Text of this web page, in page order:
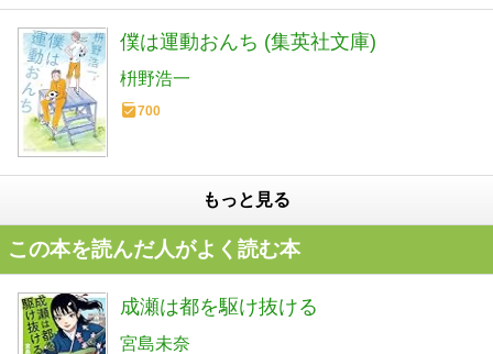
僕は運動おんち (集英社文庫)
枡野浩一
700
もっと見る
この本を読んだ人がよく読む本
成瀬は都を駆け抜ける
宮島未奈